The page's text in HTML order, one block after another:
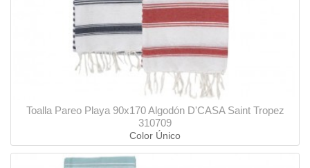
Toalla Pareo Playa 90x170 Algodón D'CASA Saint Tropez
310709
Color Único